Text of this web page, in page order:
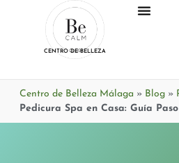
CENTRO DE BELLEZA
Centro de Belleza Málaga » Blog»
Pedicura Spa en Casa: Guía